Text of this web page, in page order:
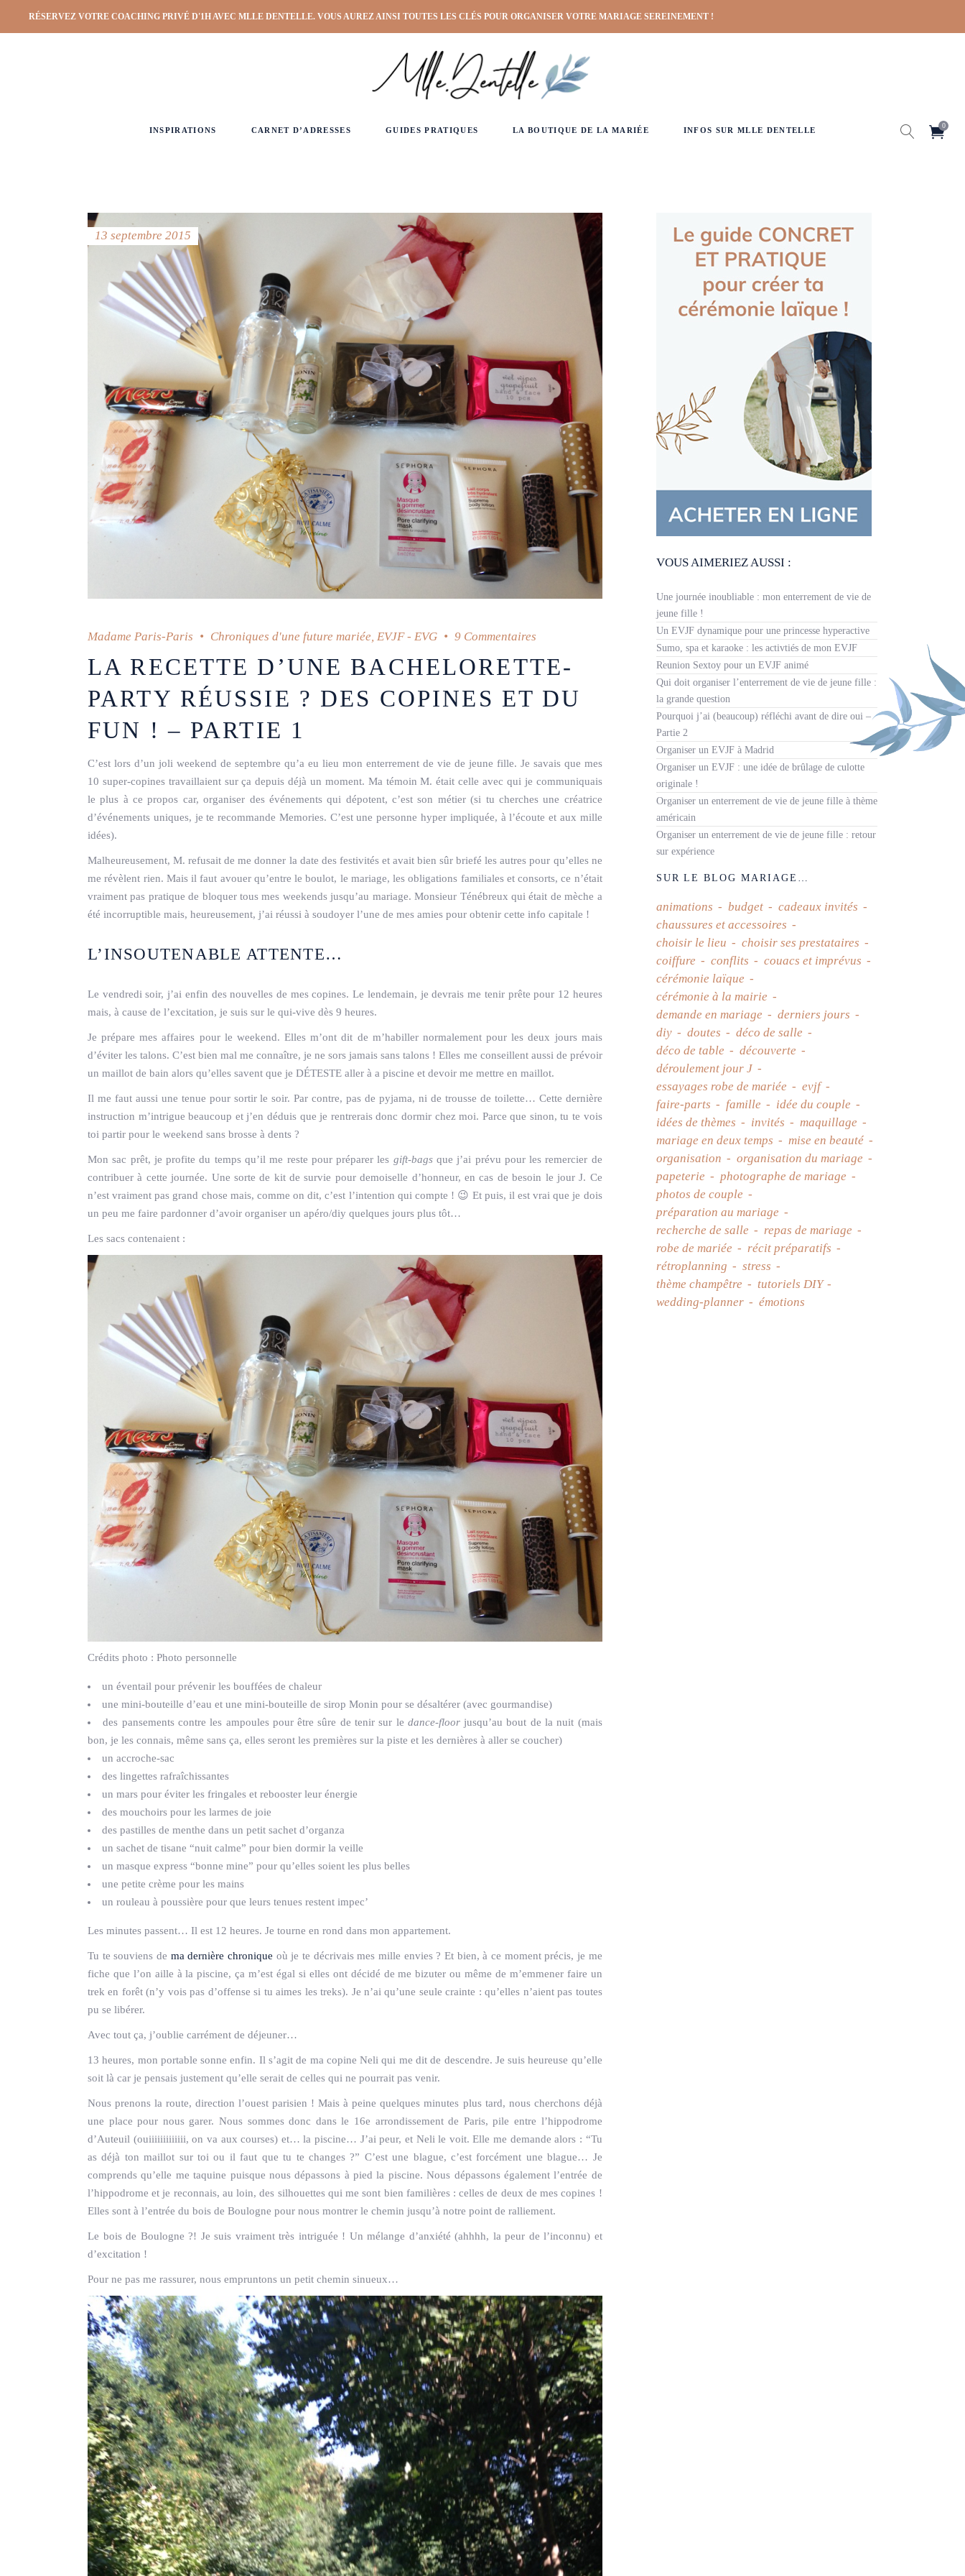
RÉSERVEZ VOTRE COACHING PRIVÉ D'1H AVEC MLLE DENTELLE. VOUS AUREZ AINSI TOUTES LES CLÉS POUR ORGANISER VOTRE MARIAGE SEREINEMENT !
INSPIRATIONS CARNET D’ADRESSES GUIDES PRATIQUES LA BOUTIQUE DE LA MARIÉE INFOS SUR MLLE DENTELLE
0
13 septembre 2015
Madame Paris-Paris Chroniques d'une future mariée, EVJF - EVG 9 Commentaires
LA RECETTE D’UNE BACHELORETTE-
PARTY RÉUSSIE ? DES COPINES ET DU
FUN ! – PARTIE 1
C’est lors d’un joli weekend de septembre qu’a eu lieu mon enterrement de vie de jeune fille. Je savais que mes
10 super-copines travaillaient sur ça depuis déjà un moment. Ma témoin M. était celle avec qui je communiquais
le plus à ce propos car, organiser des événements qui dépotent, c’est son métier (si tu cherches une créatrice
d’événements uniques, je te recommande Memories. C’est une personne hyper impliquée, à l’écoute et aux mille
idées).
Malheureusement, M. refusait de me donner la date des festivités et avait bien sûr briefé les autres pour qu’elles ne
me révèlent rien. Mais il faut avouer qu’entre le boulot, le mariage, les obligations familiales et consorts, ce n’était
vraiment pas pratique de bloquer tous mes weekends jusqu’au mariage. Monsieur Ténébreux qui était de mèche a
été incorruptible mais, heureusement, j’ai réussi à soudoyer l’une de mes amies pour obtenir cette info capitale !
L’INSOUTENABLE ATTENTE…
Le vendredi soir, j’ai enfin des nouvelles de mes copines. Le lendemain, je devrais me tenir prête pour 12 heures
mais, à cause de l’excitation, je suis sur le qui-vive dès 9 heures.
Je prépare mes affaires pour le weekend. Elles m’ont dit de m’habiller normalement pour les deux jours mais
d’éviter les talons. C’est bien mal me connaître, je ne sors jamais sans talons ! Elles me conseillent aussi de prévoir
un maillot de bain alors qu’elles savent que je DÉTESTE aller à a piscine et devoir me mettre en maillot.
Il me faut aussi une tenue pour sortir le soir. Par contre, pas de pyjama, ni de trousse de toilette… Cette dernière
instruction m’intrigue beaucoup et j’en déduis que je rentrerais donc dormir chez moi. Parce que sinon, tu te vois
toi partir pour le weekend sans brosse à dents ?
Mon sac prêt, je profite du temps qu’il me reste pour préparer les gift-bagsque j’ai prévu pour les remercier de
contribuer à cette journée. Une sorte de kit de survie pour demoiselle d’honneur, en cas de besoin le jour J. Ce
n’est vraiment pas grand chose mais, comme on dit, c’est l’intention qui compte ! 😉 Et puis, il est vrai que je dois
un peu me faire pardonner d’avoir organiser un apéro/diy quelques jours plus tôt…
Les sacs contenaient :
Crédits photo : Photo personnelle
un éventail pour prévenir les bouffées de chaleur
une mini-bouteille d’eau et une mini-bouteille de sirop Monin pour se désaltérer (avec gourmandise)
des pansements contre les ampoules pour être sûre de tenir sur le dance-floorjusqu’au bout de la nuit (mais
bon, je les connais, même sans ça, elles seront les premières sur la piste et les dernières à aller se coucher)
un accroche-sac
des lingettes rafraîchissantes
un mars pour éviter les fringales et rebooster leur énergie
des mouchoirs pour les larmes de joie
des pastilles de menthe dans un petit sachet d’organza
un sachet de tisane “nuit calme” pour bien dormir la veille
un masque express “bonne mine” pour qu’elles soient les plus belles
une petite crème pour les mains
un rouleau à poussière pour que leurs tenues restent impec’
Les minutes passent… Il est 12 heures. Je tourne en rond dans mon appartement.
Tu te souviens de ma dernière chronique où je te décrivais mes mille envies ? Et bien, à ce moment précis, je me
fiche que l’on aille à la piscine, ça m’est égal si elles ont décidé de me bizuter ou même de m’emmener faire un
trek en forêt (n’y vois pas d’offense si tu aimes les treks). Je n’ai qu’une seule crainte : qu’elles n’aient pas toutes
pu se libérer.
Avec tout ça, j’oublie carrément de déjeuner…
13 heures, mon portable sonne enfin. Il s’agit de ma copine Neli qui me dit de descendre. Je suis heureuse qu’elle
soit là car je pensais justement qu’elle serait de celles qui ne pourrait pas venir.
Nous prenons la route, direction l’ouest parisien ! Mais à peine quelques minutes plus tard, nous cherchons déjà
une place pour nous garer. Nous sommes donc dans le 16e arrondissement de Paris, pile entre l’hippodrome
d’Auteuil (ouiiiiiiiiiiiii, on va aux courses) et… la piscine… J’ai peur, et Neli le voit. Elle me demande alors : “Tu
as déjà ton maillot sur toi ou il faut que tu te changes ?” C’est une blague, c’est forcément une blague… Je
comprends qu’elle me taquine puisque nous dépassons à pied la piscine. Nous dépassons également l’entrée de
l’hippodrome et je reconnais, au loin, des silhouettes qui me sont bien familières : celles de deux de mes copines !
Elles sont à l’entrée du bois de Boulogne pour nous montrer le chemin jusqu’à notre point de ralliement.
Le bois de Boulogne ?! Je suis vraiment très intriguée ! Un mélange d’anxiété (ahhhh, la peur de l’inconnu) et
d’excitation !
Pour ne pas me rassurer, nous empruntons un petit chemin sinueux…
VOUS AIMERIEZ AUSSI :
Une journée inoubliable : mon enterrement de vie de
jeune fille !
Un EVJF dynamique pour une princesse hyperactive
Sumo, spa et karaoke : les activtiés de mon EVJF
Reunion Sextoy pour un EVJF animé
Qui doit organiser l’enterrement de vie de jeune fille :
la grande question
Pourquoi j’ai (beaucoup) réfléchi avant de dire oui –
Partie 2
Organiser un EVJF à Madrid
Organiser un EVJF : une idée de brûlage de culotte
originale !
Organiser un enterrement de vie de jeune fille à thème
américain
Organiser un enterrement de vie de jeune fille : retour
sur expérience
SUR LE BLOG MARIAGE…
animations budget
cadeaux invités
chaussures et accessoires
choisir le lieu
choisir ses prestataires
coiffure
conflits
couacs et imprévus
cérémonie laïque
cérémonie à la mairie
demande en mariage
derniers jours
diy
doutes
déco de salle
déco de table
découverte
déroulement jour J
essayages robe de mariée
evjf
faire-parts
famille
idée du couple
idées de thèmes
invités
maquillage
mariage en deux temps
mise en beauté
organisation
organisation du mariage
papeterie
photographe de mariage
photos de couple
préparation au mariage
recherche de salle
repas de mariage
robe de mariée
récit préparatifs
rétroplanning
stress
thème champêtre
tutoriels DIY
wedding-planner
émotions